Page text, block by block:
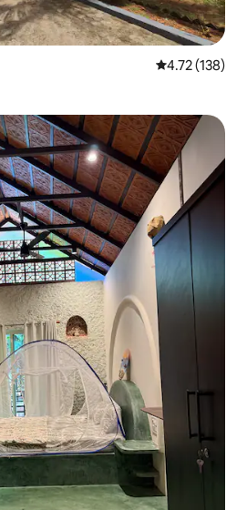
평점 4.72점(5
4.72 (138)